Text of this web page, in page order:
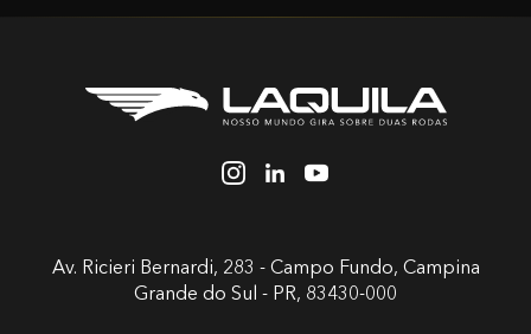
Av. Ricieri Bernardi, 283 - Campo Fundo, Campina
Grande do Sul - PR, 83430-000